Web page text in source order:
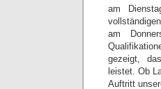
am
am
gezeigt,
leistet. Ob
Auftritt